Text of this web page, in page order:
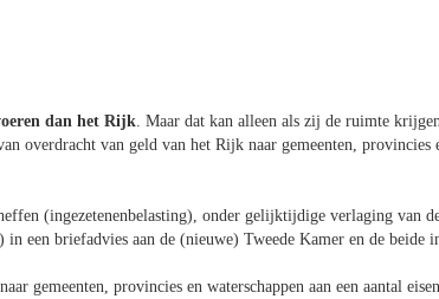
dan het Rijk . Maar dat kan alleen als zij de ruimte
overdracht van geld van het Rijk naar gemeenten, provincies
(ingezetenenbelasting), onder gelijktijdige verlaging van
een briefadvies aan de (nieuwe) Tweede Kamer en de beide
naar gemeenten, provincies en waterschappen aan een aantal